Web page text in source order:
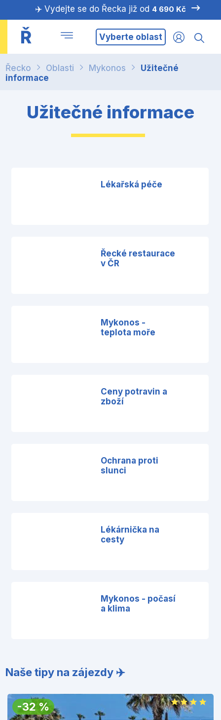
✈️ Vydejte se do Řecka již od 4 690 Kč
Ř Vyberte oblast
Řecko Oblasti Mykonos
Užitečné
informace
Užitečné informace
Lékařská péče
Řecké restaurace
v ČR
Mykonos -
teplota moře
Ceny potravin a
zboží
Ochrana proti
slunci
Lékárnička na
cesty
Mykonos - počasí
a klima
Naše tipy na zájezdy ✈️
-32%